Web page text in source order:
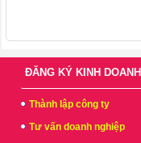
ĐĂNG KÝ KINH DOANH
Thành lập công ty
Tư vấn doanh nghiệp